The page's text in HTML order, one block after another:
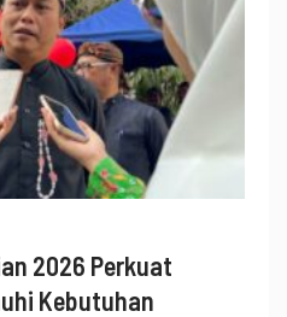
2026 Perkuat
Kebutuhan